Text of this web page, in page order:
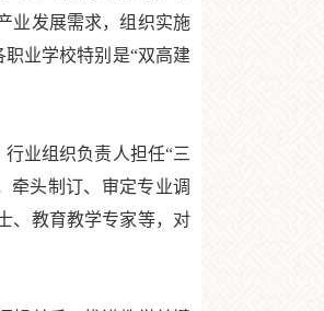
业发展需求，组织实施
业学校特别是“双高建
业组织负责人担任“三
牵头制订、审定专业调
、教育教学专家等，对